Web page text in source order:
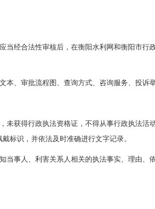
当经合法性审核后，在衡阳水利网和衡阳市行
、审批流程图、查询方式、咨询服务、投诉
未获得行政执法资格证，不得从事行政执法活
标识，并依法及时准确进行文字记录。
当事人、利害关系人相关的执法事实、理由、